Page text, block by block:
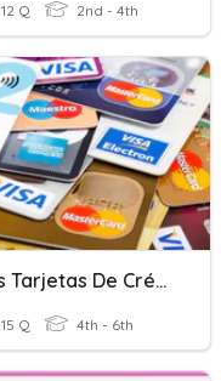
12 Q 2nd - 4th
Las Tarjetas De Créditos
15 Q 4th - 6th